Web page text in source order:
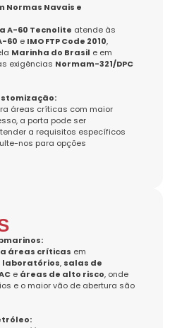
Normas Navais e
A-60 Tecnolite atende às
60 e IMO FTP Code 2010,
Marinha do Brasil e em
exigências Normam-321/DPC
áreas críticas com maior
a porta pode ser
a requisitos específicos
nos para opções
áreas críticas em
laboratórios, salas de
e áreas de alto risco, onde
e o maior vão de abertura são